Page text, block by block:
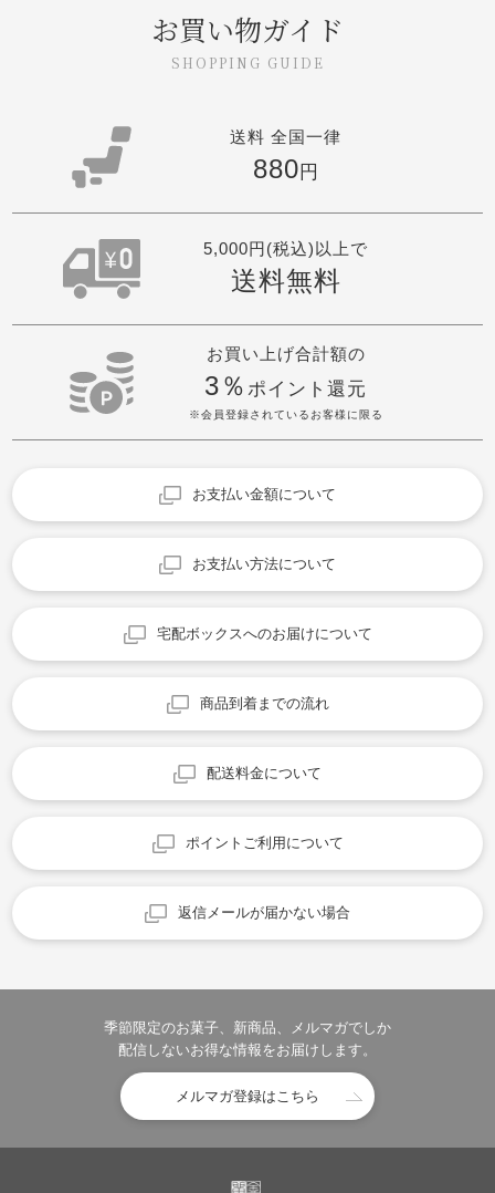
お買い物ガイド
送料 全国一律
880 円
5,000円(税込)以上で
送料無料
お買い上げ合計額の
3％ ポイント還元
※会員登録されているお客様に限る
お支払い金額について
お支払い方法について
宅配ボックスへのお届けについて
商品到着までの流れ
配送料金について
ポイントご利用について
返信メールが届かない場合
季節限定のお菓子、新商品、メルマガでしか
配信しないお得な情報をお届けします。
メルマガ登録はこちら